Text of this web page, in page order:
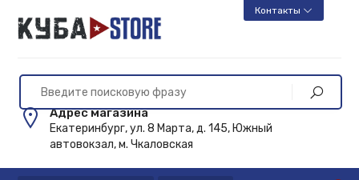
Контакты
Адрес магазина
Екатеринбург, ул. 8 Марта, д. 145, Южный
автовокзал, м. Чкаловская